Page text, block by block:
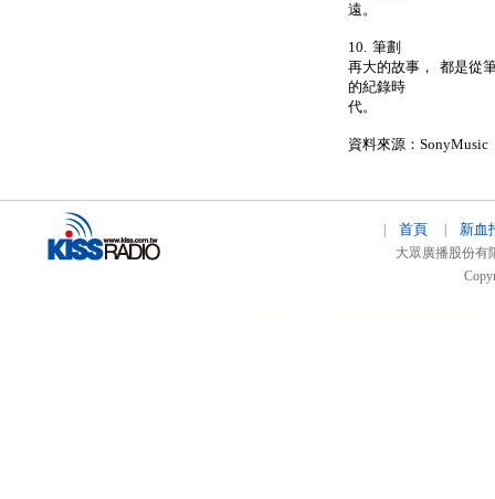
遠。
10. 筆劃
再大的故事， 都是從
的紀錄時
代。
資料來源：SonyMusic
首頁 新血
大眾廣播股份有